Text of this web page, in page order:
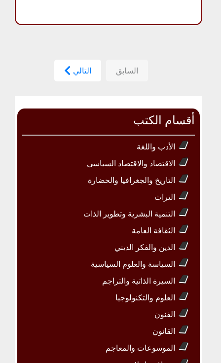
السابق التالي
أقسام الكتب
الأدب واللغة
الاقتصاد والاقتصاد السياسي
التاريخ والجغرافيا والحضارة
التراث
التنمية البشرية وتطوير الذات
الثقافة العامة
الدين والفكر الديني
السياسة والعلوم السياسية
السيرة الذاتية والتراجم
العلوم والتكنولوجيا
الفنون
القانون
الموسوعات والمعاجم